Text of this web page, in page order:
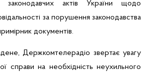
актів України щодо
за порушення законодавства
документів.
Держкомтелерадіо звертає увагу
справи на необхідність неухильного